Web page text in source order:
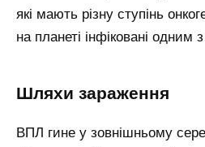
які мають різну ступінь
на планеті інфіковані одним
шляхи зараження
ВПЛ гине у зовнішньому